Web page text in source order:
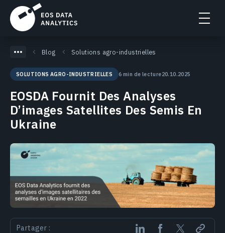
Blog Solutions agro-industrielles
SOLUTIONS AGRO-INDUSTRIELLES 6 min de lecture20.10.2025
EOSDA Fournit Des Analyses
D’images Satellites Des Semis En
Ukraine
Partager :